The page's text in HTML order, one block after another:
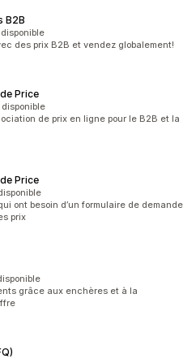
B2B
des prix B2B et vendez globalement!
Price
de prix en ligne pour le B2B et la
Price
ont besoin d’un formulaire de demande
prix
grâce aux enchères et à la